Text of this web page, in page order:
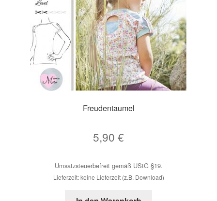
Freudentaumel
5,90 €
Umsatzsteuerbefreit gemäß UStG §19.
Lieferzeit: keine Lieferzeit (z.B. Download)